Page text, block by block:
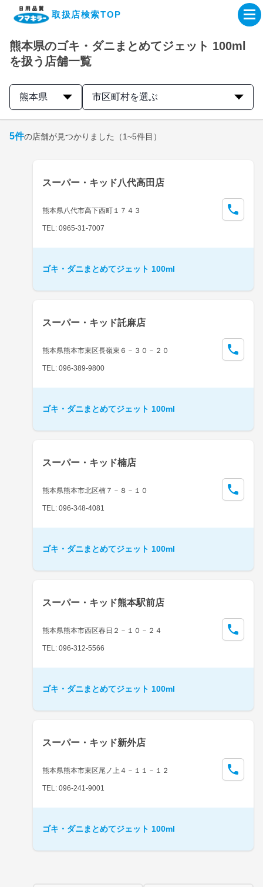
取扱店検索TOP
企業・IR情報サイト
製品情報サイト
取扱店検索はこちら
熊本県のゴキ・ダニまとめてジェット 100ml
を扱う店舗一覧
熊本県 市区町村を選ぶ
5件の店舗が見つかりました （1~5件目）
スーパー・キッド八代高田店
熊本県八代市高下西町１７４３
TEL: 0965-31-7007
ゴキ・ダニまとめてジェット 100ml
スーパー・キッド託麻店
熊本県熊本市東区長嶺東６－３０－２０
TEL: 096-389-9800
ゴキ・ダニまとめてジェット 100ml
スーパー・キッド楠店
熊本県熊本市北区楠７－８－１０
TEL: 096-348-4081
ゴキ・ダニまとめてジェット 100ml
スーパー・キッド熊本駅前店
熊本県熊本市西区春日２－１０－２４
TEL: 096-312-5566
ゴキ・ダニまとめてジェット 100ml
スーパー・キッド新外店
熊本県熊本市東区尾ノ上４－１１－１２
TEL: 096-241-9001
ゴキ・ダニまとめてジェット 100ml